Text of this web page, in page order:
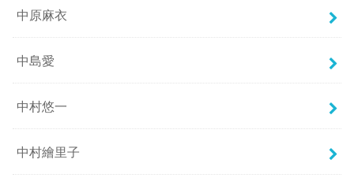
中原麻衣
中島愛
中村悠一
中村繪里子